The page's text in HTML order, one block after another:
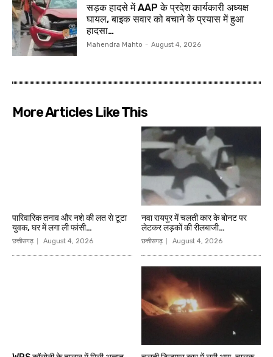
सड़क हादसे में AAP के प्रदेश कार्यकारी अध्यक्ष
घायल, बाइक सवार को बचाने के प्रयास में हुआ
हादसा…
Mahendra Mahto - August 4, 2026
More Articles Like This
पारिवारिक तनाव और नशे की लत से टूटा
युवक, घर में लगा ली फांसी…
छत्तीसगढ़ August 4, 2026
नवा रायपुर में चलती कार के बोनट पर
लेटकर लड़कों की रीलबाजी…
छत्तीसगढ़ August 4, 2026